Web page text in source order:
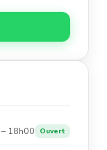
18h00 Ouvert